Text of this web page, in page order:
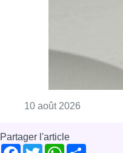
10 août 2026
Partager l'article
Facebook
TwitterWhatsApp